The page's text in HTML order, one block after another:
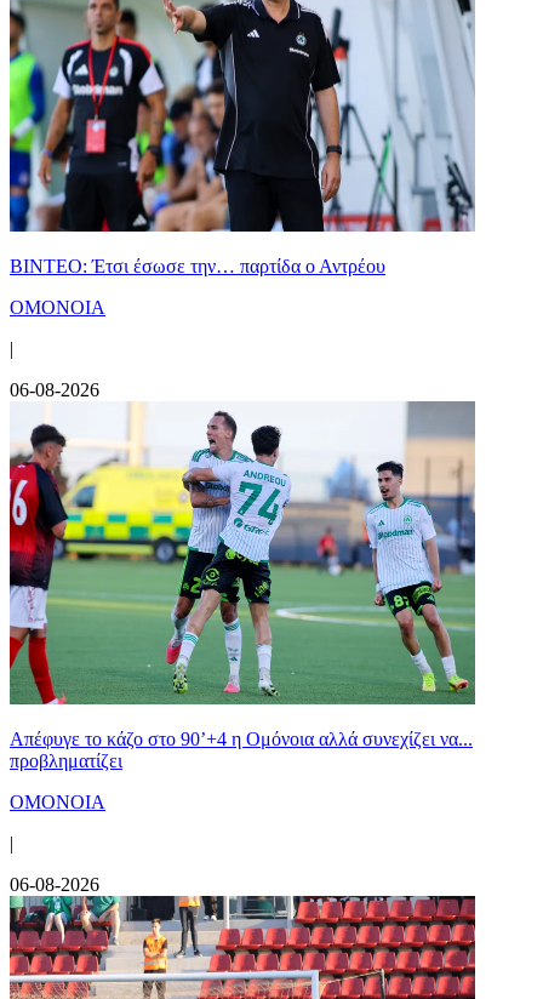
ΒΙΝΤΕΟ: Έτσι έσωσε την… παρτίδα ο Αντρέου
ΟΜΟΝΟΙΑ
|
06-08-2026
Απέφυγε το κάζο στο 90’+4 η Ομόνοια αλλά συνεχίζει να...
προβληματίζει
ΟΜΟΝΟΙΑ
|
06-08-2026